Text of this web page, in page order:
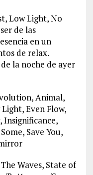
Low Light, No
de las
en un
de relax.
la noche de ayer
Animal,
Even Flow,
Insignificance,
Save You,
Waves, State of